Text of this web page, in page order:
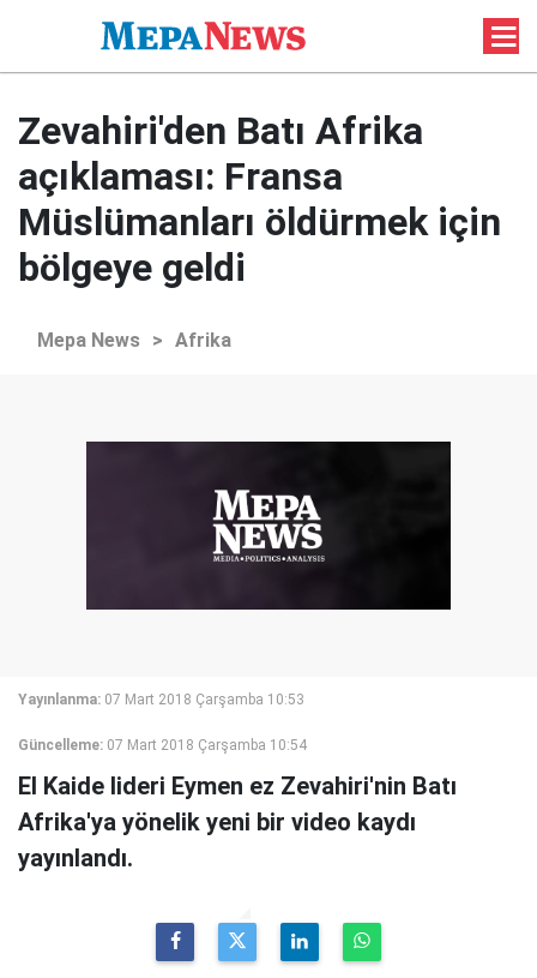
Zevahiri'den Batı Afrika
açıklaması: Fransa
Müslümanları öldürmek için
bölgeye geldi
Mepa News > Afrika
Yayınlanma: 07 Mart 2018 Çarşamba 10:53
Güncelleme: 07 Mart 2018 Çarşamba 10:54
El Kaide lideri Eymen ez Zevahiri'nin Batı
Afrika'ya yönelik yeni bir video kaydı
yayınlandı.